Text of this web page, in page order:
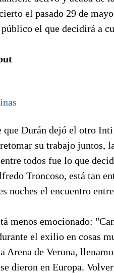
el pasado 29 de
el que decidirá a
que Durán dejó el otro
su trabajo juntos,
todos fue lo que
Troncoso, está tan
noches el encuentro
menos emocionado:
el exilio en cosas
Arena de Verona,
dieron en Europa.